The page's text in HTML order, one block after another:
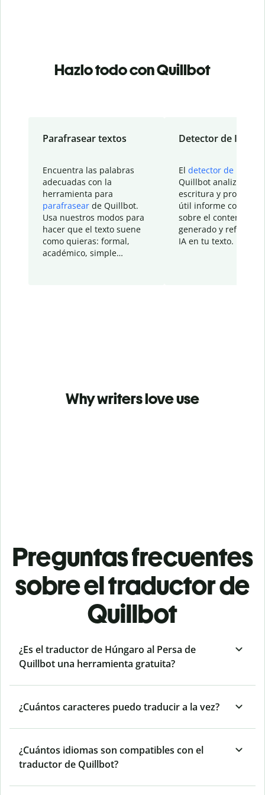
Hazlo todo con Quillbot
Parafrasear textos
Encuentra las palabras
adecuadas con la
herramienta para
parafrasear de Quillbot.
Usa nuestros modos para
hacer que el texto suene
como quieras: formal,
académico, simple…
Detector de IA
El detector de IA
Quillbot analiza tu
escritura y
útil informe con
sobre el contenido
generado y refinado
IA en tu texto.
Why writers love use
Preguntas frecuentes
sobre el traductor de
Quillbot
¿Es el traductor de Húngaro al Persa de
Quillbot una herramienta gratuita?
¿Cuántos caracteres puedo traducir a la vez?
¿Cuántos idiomas son compatibles con el
traductor de Quillbot?